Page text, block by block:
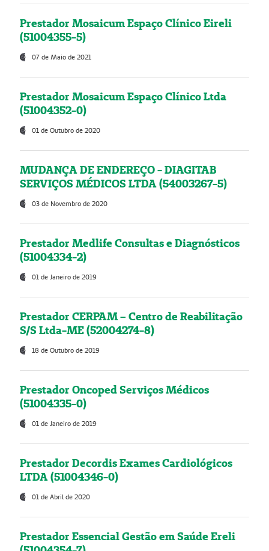
Prestador Mosaicum Espaço Clínico Eireli
(51004355-5)
07 de Maio de 2021
Prestador Mosaicum Espaço Clínico Ltda
(51004352-0)
01 de Outubro de 2020
MUDANÇA DE ENDEREÇO - DIAGITAB
SERVIÇOS MÉDICOS LTDA (54003267-5)
03 de Novembro de 2020
Prestador Medlife Consultas e Diagnósticos
(51004334-2)
01 de Janeiro de 2019
Prestador CERPAM – Centro de Reabilitação
S/S Ltda-ME (52004274-8)
18 de Outubro de 2019
Prestador Oncoped Serviços Médicos
(51004335-0)
01 de Janeiro de 2019
Prestador Decordis Exames Cardiológicos
LTDA (51004346-0)
01 de Abril de 2020
Prestador Essencial Gestão em Saúde Ereli